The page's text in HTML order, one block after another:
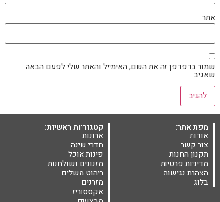
אתר
שמור בדפדפן זה את השם, האימייל והאתר שלי לפעם הבאה
שאגיב.
מפת אתר:
אודות
צור קשר
תקנון החנות
מדיניות פרטיות
הצהרת נגישות
בלוג
קטגוריות ראשיות:
ארונות
חדרי שינה
פינות אוכל
מזנונים ושולחנות
ריהוט משלים
מזרנים
אקססוריז